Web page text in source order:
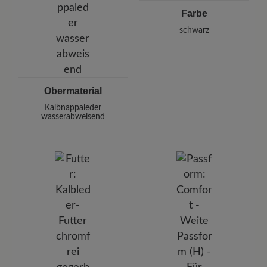
Obermaterial
Kalbnappaleder
wasserabweisend
Farbe
schwarz